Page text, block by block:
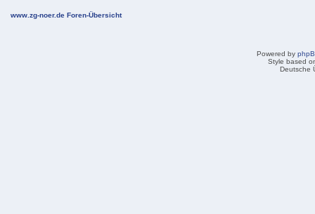
www.zg-noer.de Foren-Übersicht
Powered by
Style based
Deutsche